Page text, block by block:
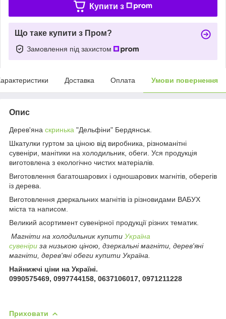
Купити з
Що таке купити з Пром?
Замовлення під захистом
Доставка Оплата Умови повернення
Опис
Дерев'яна скринька "Дельфіни" Бердянськ.
Шкатулки гуртом за ціною від виробника, різноманітні
сувеніри, манітики на холодильник, обеги. Уся продукція
виготовлена з екологічно чистих матеріалів.
Виготовлення багатошарових і одношарових магнітів, оберегів
із дерева.
Виготовлення дзеркальних магнітів із різновидами ВАБУХ
міста та написом.
Великий асортимент сувенірної продукції різних тематик.
Магніти на холодильник купити Україна
сувеніри за низькою ціною, дзеркальні магніти, дерев'яні
магніти, дерев'яні обеги купити Україна.
Найнижчі ціни на Україні.
0990575469, 0997744158, 0637106017, 0971211228
Приховати